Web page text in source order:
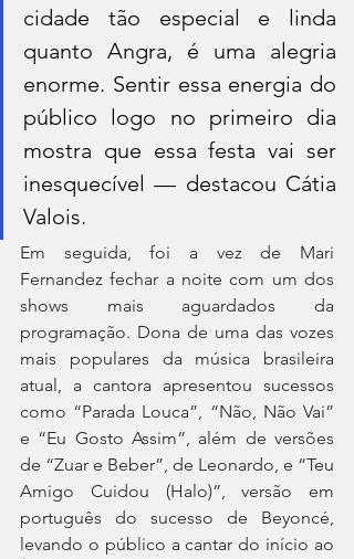
cidade tão especial e linda
quanto Angra, é uma alegria
enorme. Sentir essa energia do
público logo no primeiro dia
mostra que essa festa vai ser
inesquecível — destacou Cátia
Valois.
Em seguida, foi a vez de Mari
Fernandez fechar a noite com um dos
shows mais aguardados da
programação. Dona de uma das vozes
mais populares da música brasileira
atual, a cantora apresentou sucessos
como “Parada Louca”, “Não, Não Vai”
e “Eu Gosto Assim”, além de versões
de “Zuar e Beber”, de Leonardo, e “Teu
Amigo Cuidou (Halo)”, versão em
português do sucesso de Beyoncé,
levando o público a cantar do início ao